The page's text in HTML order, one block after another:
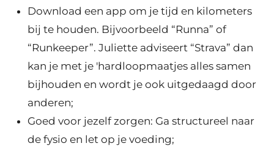
Download een app om je tijd en kilometers
bij te houden. Bijvoorbeeld “Runna” of
“Runkeeper”. Juliette adviseert “Strava” dan
kan je met je 'hardloopmaatjes alles samen
bijhouden en wordt je ook uitgedaagd door
anderen;
Goed voor jezelf zorgen: Ga structureel naar
de fysio en let op je voeding;